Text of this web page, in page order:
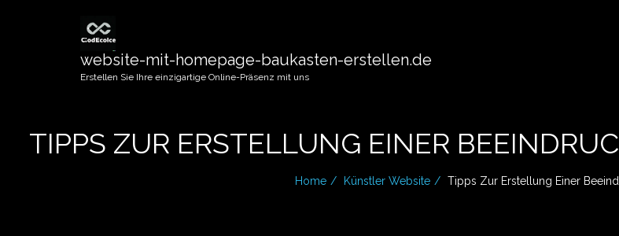
website-mit-homepage-baukasten-erstellen.de
Erstellen Sie Ihre einzigartige Online-Präsenz mit uns
TIPPS ZUR ERSTELLUNG EINER
Home Künstler Website Tipps Zur Erstellung Einer